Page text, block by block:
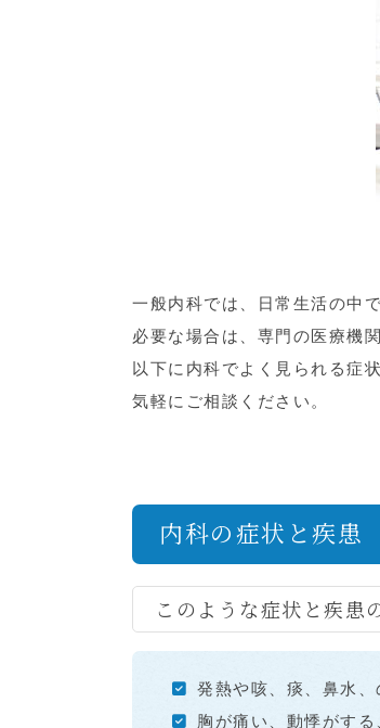
一般内科では、日常生活の中
必要な場合は、専門の医療機
以下に内科でよく見られる症
気軽にご相談ください。
内科の症状と疾患
このような症状と疾患
発熱や咳、痰、鼻水
胸が痛い、動悸がす